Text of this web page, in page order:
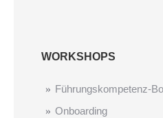
WORKSHOPS
Führungskompetenz-
Onboarding